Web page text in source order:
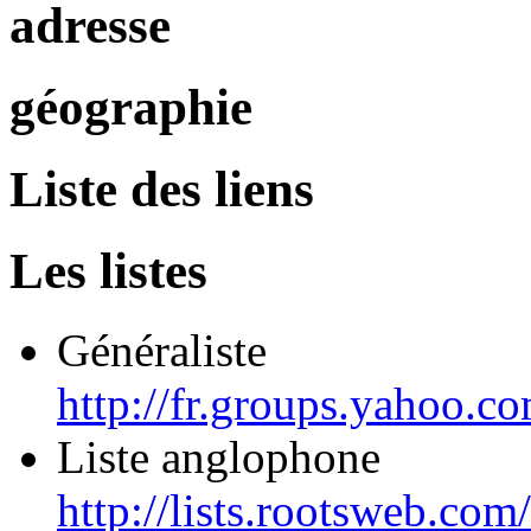
adresse
géographie
Liste des liens
Les listes
Généraliste
http://
Liste anglophone
http://